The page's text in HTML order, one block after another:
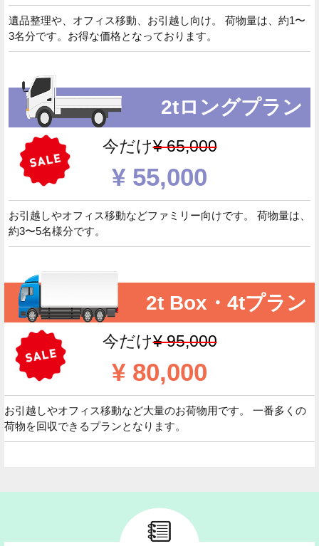
遺品整理や、オフィス移動、お引越し向け。 荷物量は、約1〜
3名分です。お得な価格となっております。
2tロングプラン
今だけ¥ 65,000
¥ 55,000
お引越しやオフィス移動などファミリー向けです。 荷物量は、
約3〜5名様分です。
2t Box・4tプラン
今だけ¥ 95,000
¥ 80,000
お引越しやオフィス移動など大量のお荷物用です。 一番多くの
荷物を回収できるプランとなります。